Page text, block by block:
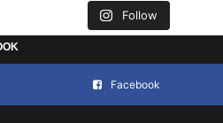
Follow
Facebook